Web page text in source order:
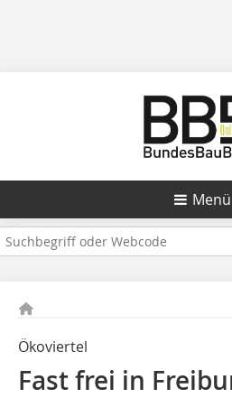
Menü
Ökoviertel
Fast frei in